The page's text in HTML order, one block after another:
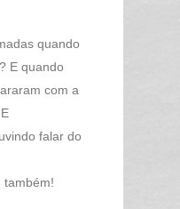
quando
E quando
com a
falar do